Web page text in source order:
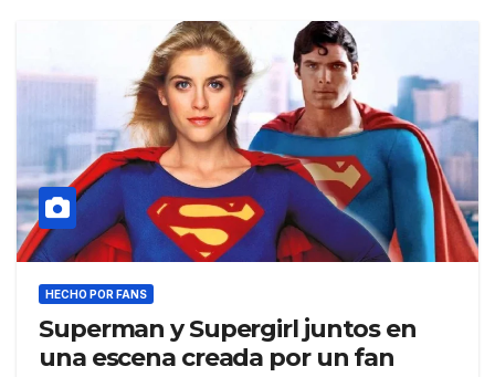
HECHO POR FANS
Superman y Supergirl juntos en
una escena creada por un fan